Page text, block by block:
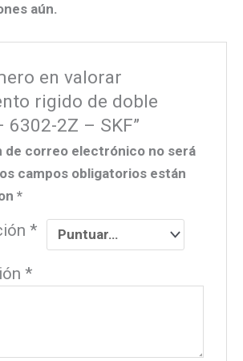
aún.
en valorar
rigido de doble
6302-2Z – SKF”
de correo electrónico no será
campos obligatorios están
*
*
*